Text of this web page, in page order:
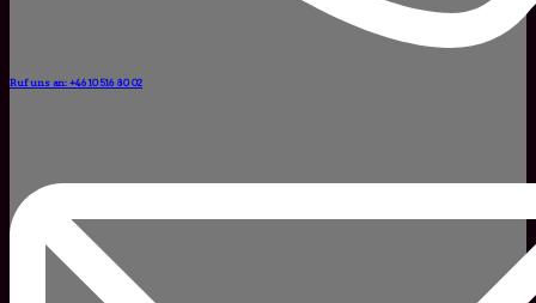
Ruf uns an: +46 10 516 80 02